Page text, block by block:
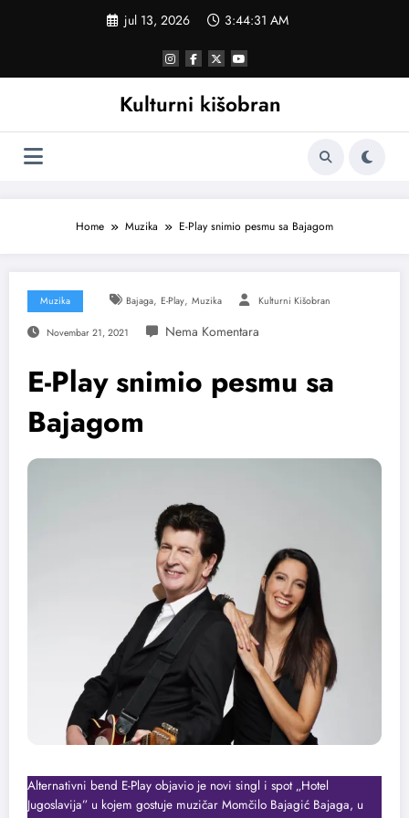
jul 13, 2026 3:44:31 AM
Kulturni kišobran
Home Muzika E-Play snimio pesmu sa Bajagom
Muzika Bajaga, E-Play, Muzika Kulturni Kišobran
Novembar 21, 2021
E-Play snimio pesmu sa
Bajagom
Alternativni bend E-Play objavio je novi singl i spot „Hotel
Jugoslavija” u kojem gostuje muzičar Momčilo Bajagić Bajaga, u